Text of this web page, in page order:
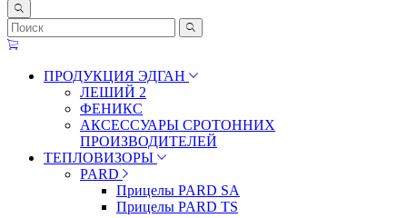
ПРОДУКЦИЯ ЭДГАН
ЛЕШИЙ 2
ФЕНИКС
АКСЕССУАРЫ СРОТОННИХ
ПРОИЗВОДИТЕЛЕЙ
ТЕПЛОВИЗОРЫ
PARD
Прицелы PARD SA
Прицелы PARD TS